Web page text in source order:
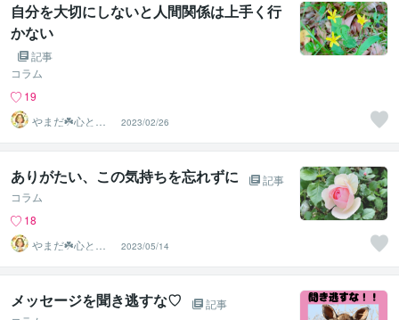
自分を大切にしないと人間関係は上手く行
かない
記事
コラム
19
やまだ☘️心と頭
がスッキリ整う
サロン
2023/02/26
ありがたい、この気持ちを忘れずに
記事
コラム
18
やまだ☘️心と頭
がスッキリ整う
サロン
2023/05/14
メッセージを聞き逃すな♡
記事